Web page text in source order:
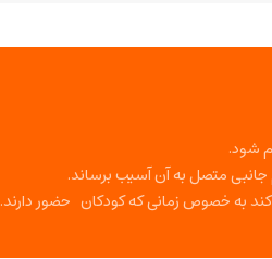
شود.
جانبی متصل به آن آسیب برساند.
کند به خصوص زمانی که کودکان حضور دارند.